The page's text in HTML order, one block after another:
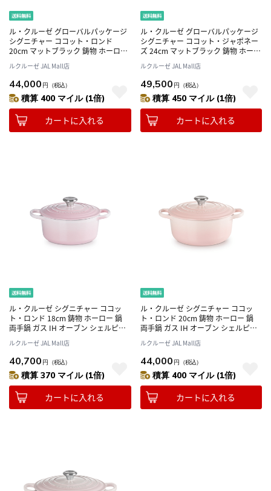
ル・クルーゼ グローバルパッケージ
シグニチャー ココット・ロンド
20cm マットブラック 鋳物 ホーロー
21177200000430
ルクルーゼ JAL Mall店
44,000 円 （税込）
積算 400 マイル (1倍)
カートに入れる
ル・クルーゼ グローバルパッケージ
シグニチャー ココット・ジャポネー
ズ 24cm マットブラック 鋳物 ホーロ
21179240000430
ルクルーゼ JAL Mall店
49,500 円 （税込）
積算 450 マイル (1倍)
カートに入れる
ル・クルーゼ シグニチャー ココッ
ト・ロンド 18cm 鋳物 ホーロー 鍋
両手鍋 ガス IH オーブン シェルピン
ルクルーゼ JAL Mall店
40,700 円 （税込）
積算 370 マイル (1倍)
カートに入れる
ル・クルーゼ シグニチャー ココッ
ト・ロンド 20cm 鋳物 ホーロー 鍋
両手鍋 ガス IH オーブン シェルピン
ルクルーゼ JAL Mall店
44,000 円 （税込）
積算 400 マイル (1倍)
カートに入れる